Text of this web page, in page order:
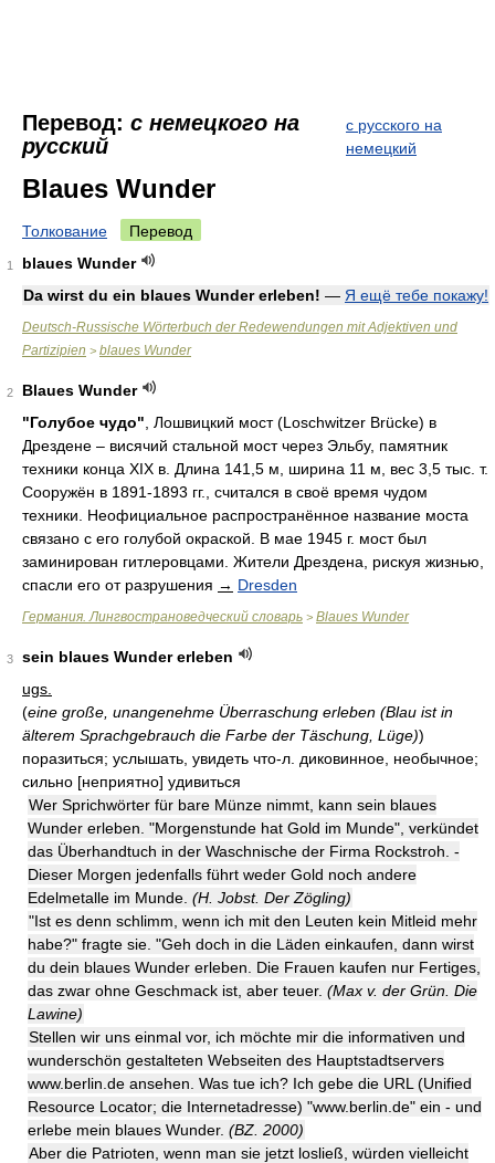
Перевод: с немецкого на
русский
с русского на
немецкий
Blaues Wunder
Толкование Перевод
1
blaues Wunder
Da wirst du ein blaues Wunder erleben! — Я ещё тебе покажу!
Deutsch-Russische Wörterbuch der Redewendungen mit Adjektiven und
Partizipien > blaues Wunder
2
Blaues Wunder
"Голубое чудо" , Лошвицкий мост (Loschwitzer Brücke) в
Дрездене – висячий стальной мост через Эльбу, памятник
техники конца XIX в. Длина 141,5 м, ширина 11 м, вес 3,5 тыс. т.
Сооружён в 1891-1893 гг., считался в своё время чудом
техники. Неофициальное распространённое название моста
связано с его голубой окраской. В мае 1945 г. мост был
заминирован гитлеровцами. Жители Дрездена, рискуя жизнью,
спасли его от разрушения → Dresden
Германия. Лингвострановедческий словарь > Blaues Wunder
3
sein blaues Wunder erleben
ugs.
(eine große, unangenehme Überraschung erleben (Blau ist in
älterem Sprachgebrauch die Farbe der Täschung, Lüge))
поразиться; услышать, увидеть что-л. диковинное, необычное;
сильно [неприятно] удивиться
Wer Sprichwörter für bare Münze nimmt, kann sein blaues
Wunder erleben. "Morgenstunde hat Gold im Munde", verkündet
das Überhandtuch in der Waschnische der Firma Rockstroh. -
Dieser Morgen jedenfalls führt weder Gold noch andere
Edelmetalle im Munde. (H. Jobst. Der Zögling)
"Ist es denn schlimm, wenn ich mit den Leuten kein Mitleid mehr
habe?" fragte sie. "Geh doch in die Läden einkaufen, dann wirst
du dein blaues Wunder erleben. Die Frauen kaufen nur Fertiges,
das zwar ohne Geschmack ist, aber teuer. (Max v. der Grün. Die
Lawine)
Stellen wir uns einmal vor, ich möchte mir die informativen und
wunderschön gestalteten Webseiten des Hauptstadtservers
www.berlin.de ansehen. Was tue ich? Ich gebe die URL (Unified
Resource Locator; die Internetadresse) "www.berlin.de" ein - und
erlebe mein blaues Wunder. (BZ. 2000)
Aber die Patrioten, wenn man sie jetzt losließ, würden vielleicht